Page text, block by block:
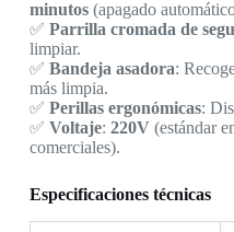
minutos(apagado
✅ Parrilla cromada de
limpiar.
✅ Bandeja asadora:
más limpia.
✅ Perillas ergonómicas:
✅ Voltaje: 220V(estándar
comerciales).
Especificaciones técnicas